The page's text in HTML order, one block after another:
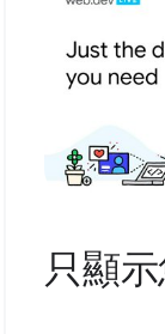
只顯